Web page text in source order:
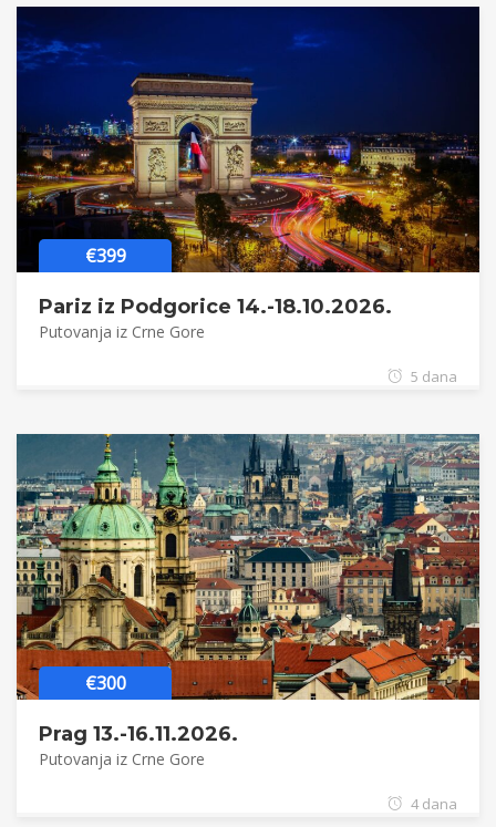
€399
Pariz iz Podgorice 14.-18.10.2026.
Putovanja iz Crne Gore
5 dana
€300
Prag 13.-16.11.2026.
Putovanja iz Crne Gore
4 dana